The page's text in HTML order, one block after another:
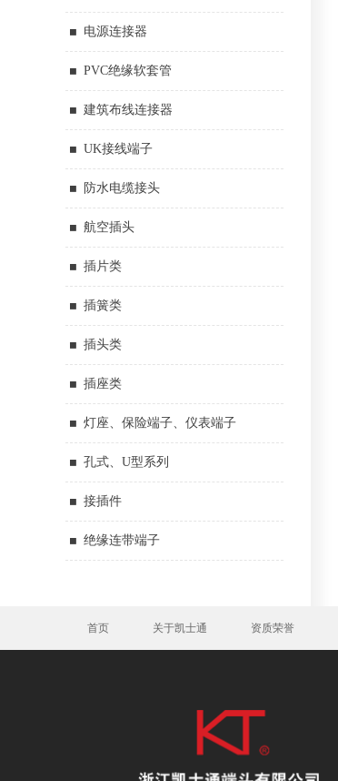
电源连接器
PVC绝缘软套管
建筑布线连接器
UK接线端子
防水电缆接头
航空插头
插片类
插簧类
插头类
插座类
灯座、保险端子、仪表端子
孔式、U型系列
接插件
绝缘连带端子
首页 关于凯士通 资质荣誉